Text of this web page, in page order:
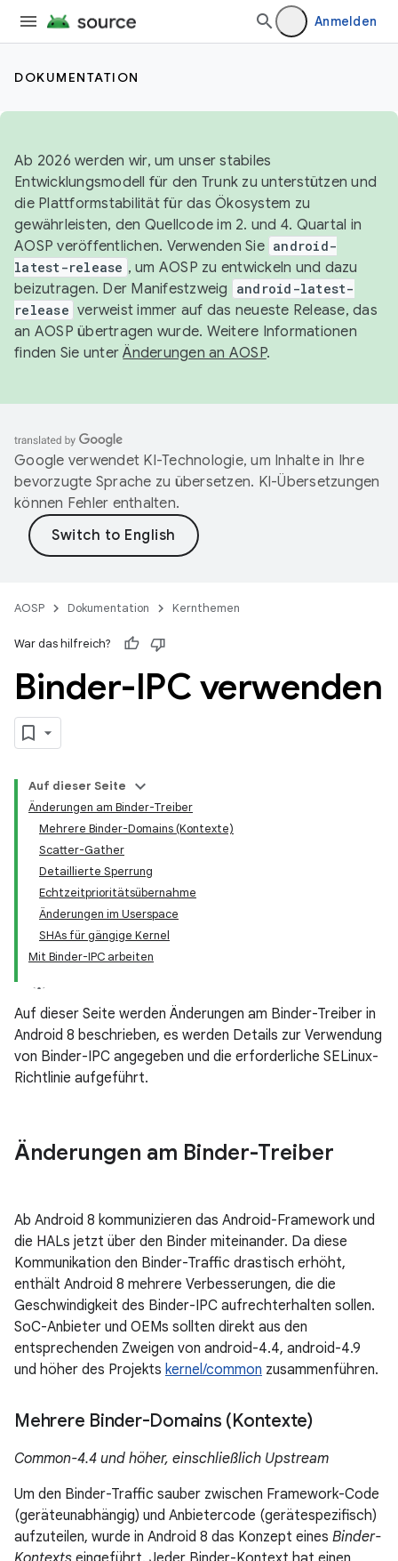
Anmelden
DOKUMENTATION
Ab 2026 werden wir, um unser stabiles
Entwicklungsmodell für den Trunk zu unterstützen und
die Plattformstabilität für das Ökosystem zu
gewährleisten, den Quellcode im 2. und 4. Quartal in
AOSP veröffentlichen. Verwenden Sie android-
latest-release , um AOSP zu entwickeln und dazu
beizutragen. Der Manifestzweig
android-latest-
release verweist immer auf das neueste Release, das
an AOSP übertragen wurde. Weitere Informationen
finden Sie unterÄnderungen an AOSP.
Google verwendet KI-Technologie, um Inhalte in Ihre
bevorzugte Sprache zu übersetzen. KI-Übersetzungen
können Fehler enthalten.
AOSP Dokumentation Kernthemen
War das hilfreich?
Binder-IPC verwenden
Auf dieser Seite
Änderungen am Binder-Treiber
Mehrere Binder-Domains (Kontexte)
Scatter-Gather
Detaillierte Sperrung
Echtzeitprioritätsübernahme
Änderungen im Userspace
SHAs für gängige Kernel
Mit Binder-IPC arbeiten
Auf dieser Seite werden Änderungen am Binder-Treiber in
Android 8 beschrieben, es werden Details zur Verwendung
von Binder-IPC angegeben und die erforderliche SELinux-
Richtlinie aufgeführt.
Änderungen am Binder-Treiber
Ab Android 8 kommunizieren das Android-Framework und
die HALs jetzt über den Binder miteinander. Da diese
Kommunikation den Binder-Traffic drastisch erhöht,
enthält Android 8 mehrere Verbesserungen, die die
Geschwindigkeit des Binder-IPC aufrechterhalten sollen.
SoC-Anbieter und OEMs sollten direkt aus den
entsprechenden Zweigen von android-4.4, android-4.9
und höher des Projekts kernel/common zusammenführen.
Mehrere Binder-Domains (Kontexte)
Common-4.4 und höher, einschließlich Upstream
Um den Binder-Traffic sauber zwischen Framework-Code
(geräteunabhängig) und Anbietercode (gerätespezifisch)
aufzuteilen, wurde in Android 8 das Konzept eines Binder-